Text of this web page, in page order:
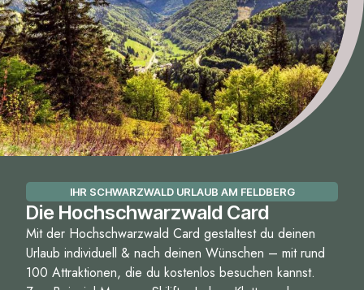
IHR SCHWARZWALD URLAUB AM FELDBERG
Die Hochschwarzwald Card
Mit der Hochschwarzwald Card gestaltest du deinen
Urlaub individuell & nach deinen Wünschen – mit rund
100 Attraktionen, die du kostenlos besuchen kannst.